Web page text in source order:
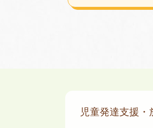
児童発達支援